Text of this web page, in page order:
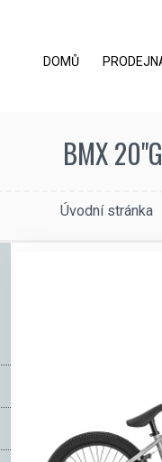
DOMŮ
BMX
Úvodní stránka